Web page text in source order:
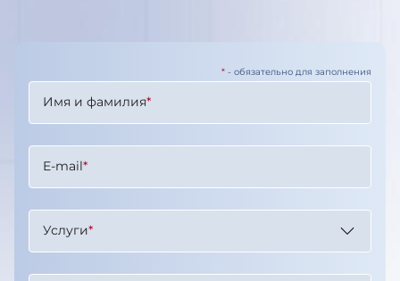
* - обязательно для заполнения
Имя и фамилия*
E-mail*
Услуги*